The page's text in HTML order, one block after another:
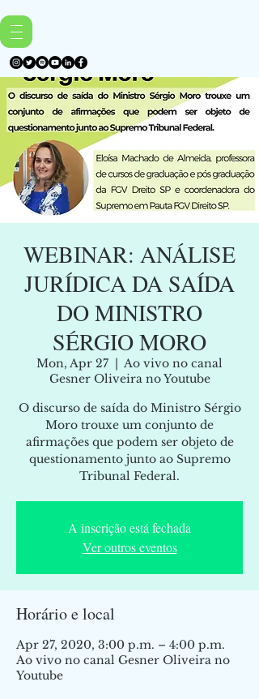
WEBINAR: ANÁLISE
JURÍDICA DA SAÍDA
DO MINISTRO
SÉRGIO MORO
Mon, Apr 27
  |
Ao vivo no canal
Gesner Oliveira no Youtube
O discurso de saída do Ministro Sérgio
Moro trouxe um conjunto de
afirmações que podem ser objeto de
questionamento junto ao Supremo
Tribunal Federal.
A inscrição está fechada
Ver outros eventos
Horário e local
Apr 27, 2020, 3:00 p.m. – 4:00 p.m.
Ao vivo no canal Gesner Oliveira no
Youtube